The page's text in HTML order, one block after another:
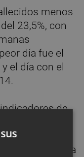
menos
23,5%, con
día fue el
el día con el
de
en el dato de
fallecido,
menos que la